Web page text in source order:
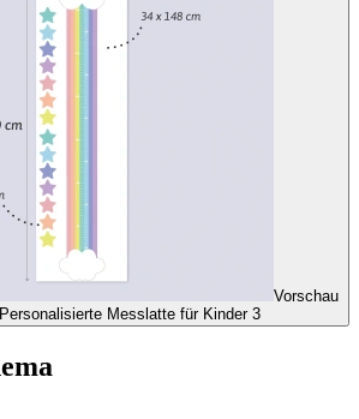
Vorschau
Messlatte für Kinder 3